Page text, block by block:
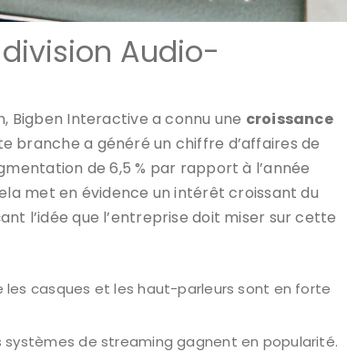
Audio-
Bigben Interactive a connu une croissance
branche a généré un chiffre d’affaires de
de 6,5 % par rapport à l’année
met en évidence un intérêt croissant du
l’idée que l’entreprise doit miser sur cette
les casques et les haut-parleurs sont en forte
de streaming gagnent en popularité.